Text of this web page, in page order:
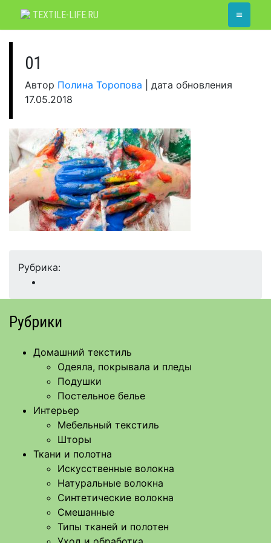
TEXTILE-LIFE.RU ≡
01
Автор Полина Торопова
дата обновления
17.05.2018
Рубрика:
Рубрики
Домашний текстиль
Одеяла, покрывала и пледы
Подушки
Постельное белье
Интерьер
Мебельный текстиль
Шторы
Ткани и полотна
Искусственные волокна
Натуральные волокна
Синтетические волокна
Смешанные
Типы тканей и полотен